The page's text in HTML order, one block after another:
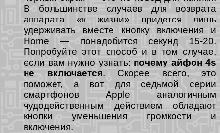
В большинстве случаев для возврата
аппарата «к жизни» придется лишь
удерживать вместе кнопку включения и
Home — понадобится секунд 15-20.
Попробуйте этот способ и в том случае,
если вам нужно узнать: почему айфон 4s
не включается. Скорее всего, это
поможет, а вот для седьмой серии
смартфонов Apple аналогичным
чудодейственным действием обладают
кнопки уменьшения громкости и
включения.